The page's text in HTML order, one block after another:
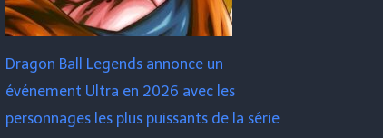
Dragon Ball Legends annonce un
événement Ultra en 2026 avec les
personnages les plus puissants de la série